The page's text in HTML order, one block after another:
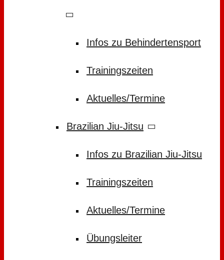
Infos zu Behindertensport
Trainingszeiten
Aktuelles/Termine
Brazilian Jiu-Jitsu
Infos zu Brazilian Jiu-Jitsu
Trainingszeiten
Aktuelles/Termine
Übungsleiter